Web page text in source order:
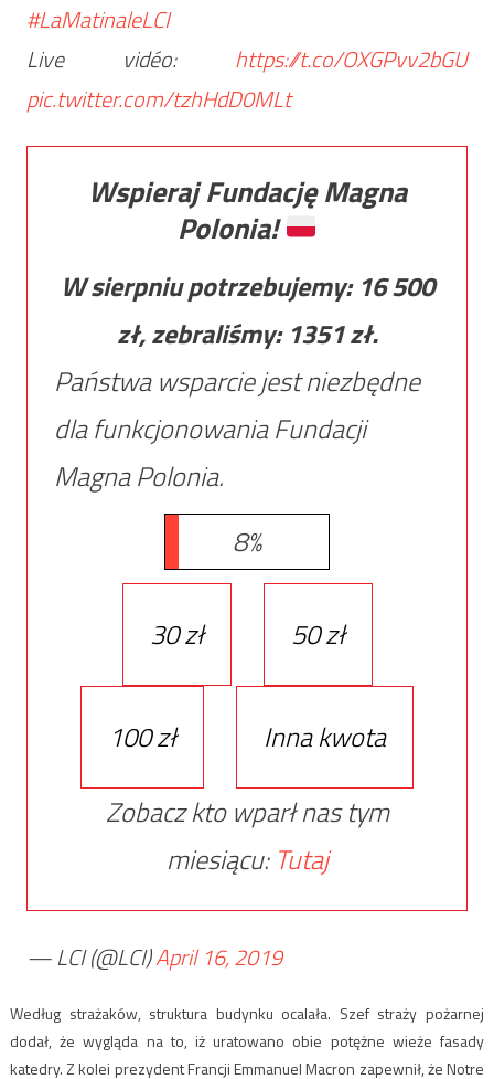
#LaMatinaleLCI
Live vidéo: https://t.co/OXGPvv2bGU
pic.twitter.com/tzhHdD0MLt
Wspieraj Fundację Magna
Polonia!
W sierpniu potrzebujemy: 16 500
zł, zebraliśmy: 1351zł.
Państwa wsparcie jest niezbędne
dla funkcjonowania Fundacji
Magna Polonia.
8%
30 zł 50 zł
100 zł
Inna kwota
Zobacz kto wparł nas tym
miesiącu: Tutaj
— LCI (@LCI)April 16, 2019
Według strażaków, struktura budynku ocalała. Szef straży pożarnej
dodał, że wygląda na to, iż uratowano obie potężne wieże fasady
katedry. Z kolei prezydent Francji Emmanuel Macron zapewnił, że Notre